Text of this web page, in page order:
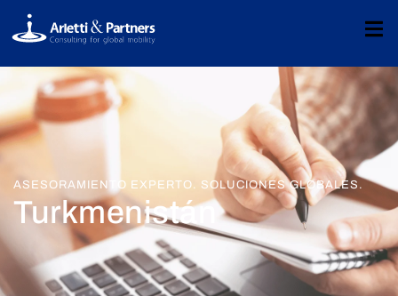
ASESORAMIENTO EXPERTO. SOLUCIONES GLOBALES.
Turkmenistán